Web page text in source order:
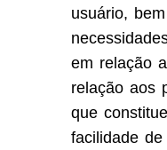
usuário,
em relação
relação aos
que
facilidade